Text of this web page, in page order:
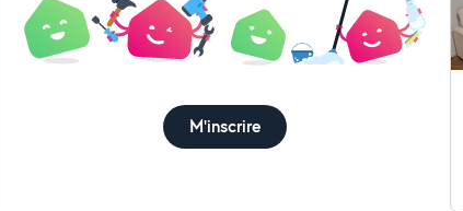
M'inscrire